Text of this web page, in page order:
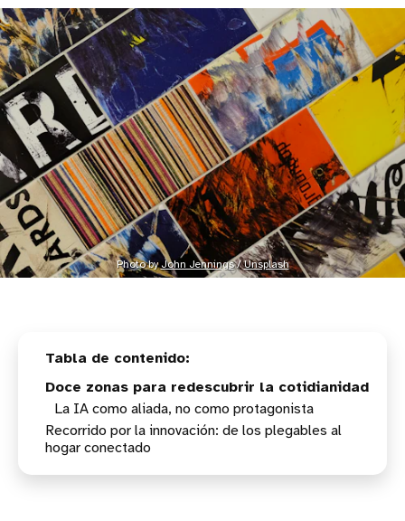
Photo by John Jennings / Unsplash
Doce zonas para redescubrir la cotidianidad
La IA como aliada, no como protagonista
Recorrido por la innovación: de los plegables al
hogar conectado